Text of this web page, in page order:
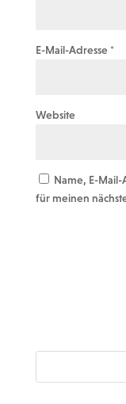
E-Mail-Adresse *
Website
Name, E-
für meinen